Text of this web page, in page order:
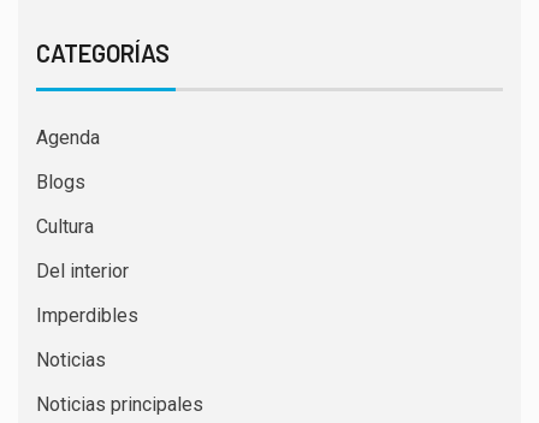
CATEGORÍAS
Agenda
Blogs
Cultura
Del interior
Imperdibles
Noticias
Noticias principales